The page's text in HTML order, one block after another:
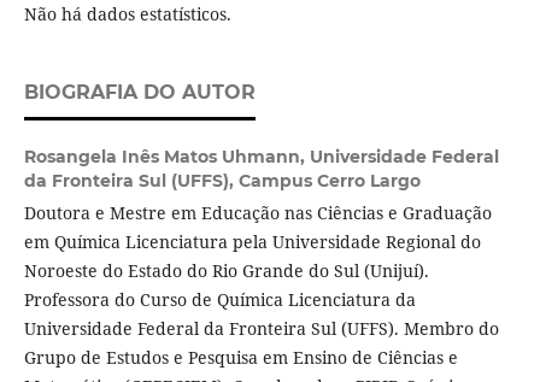
Não há dados estatísticos.
BIOGRAFIA DO AUTOR
Rosangela Inês Matos Uhmann, Universidade Federal
da Fronteira Sul (UFFS), Campus Cerro Largo
Doutora e Mestre em Educação nas Ciências e Graduação
em Química Licenciatura pela Universidade Regional do
Noroeste do Estado do Rio Grande do Sul (Unijuí).
Professora do Curso de Química Licenciatura da
Universidade Federal da Fronteira Sul (UFFS). Membro do
Grupo de Estudos e Pesquisa em Ensino de Ciências e